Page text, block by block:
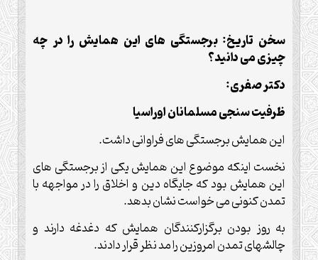
سخن تاریخ: برجستگی های این همایش را در چه
چیزی می دانید؟
دکتر صفری:
ظرفیت سنجی مسلمانان اوراسیا
این همایش برجستگی های فراوانی داشت.
نخست اینکه موضوع این همایش یکی از برجستگی های
این همایش بود که جایگاه دین و اخلاق را در مواجهه با
تمدن کنونی می خواست نشان بدهد.
به روز بودن برگزارکنندگان همایش که دغدغه دارند و
چالشهای تمدن امروزین را مد نظر قرار دادند.